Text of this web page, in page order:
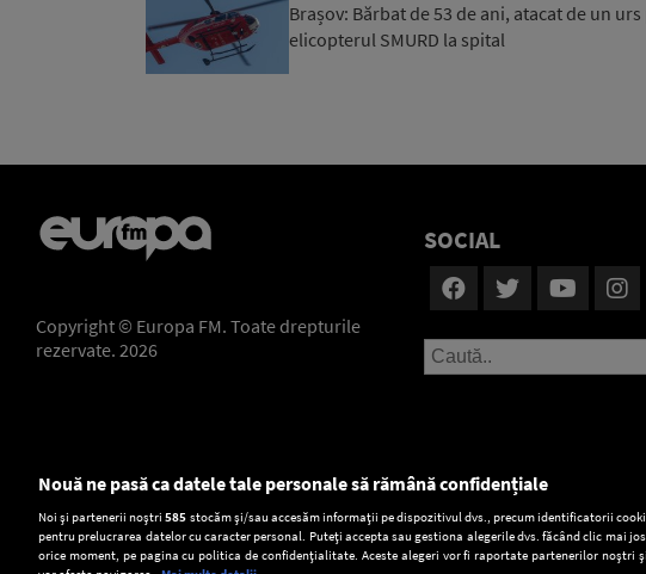
Brașov: Bărbat de 53 de ani, atacat de un
elicopterul SMURD la spital
Copyright © Europa FM. Toate drepturile
rezervate. 2026
SOCIAL
Setări:
Dark Mode
Nouă ne pasă ca datele tale personale să rămână confidențiale
Noi și partenerii noștri585 stocăm și/sau accesăm informații pe dispozitivul dvs., precum identificatorii
pentru prelucrarea datelor cu caracter personal. Puteți accepta sau gestiona alegerile dvs. făcând clic mai
orice moment, pe pagina cu politica de confidențialitate. Aceste alegeri vor fi raportate partenerilor noștri